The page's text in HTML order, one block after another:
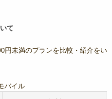
て
円未満のプランを比較・紹介をい
バイル